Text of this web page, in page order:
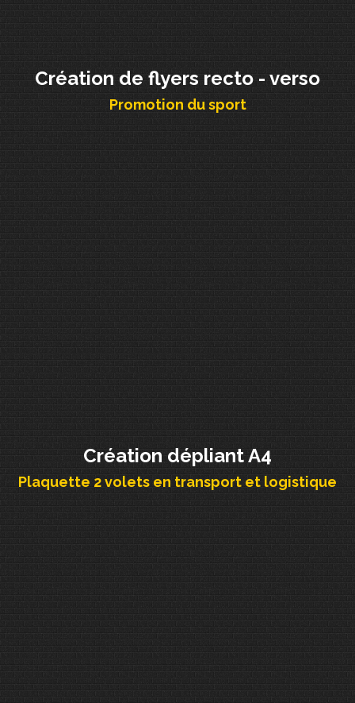
Création de flyers recto - verso
Promotion du sport
Création dépliant A4
Plaquette 2 volets en transport et logistique